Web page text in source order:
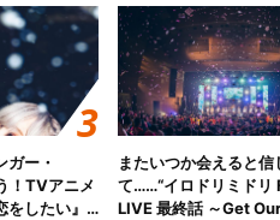
ガー・
！TVアニメ
をしたい』
またいつか会えると信
て……“イロドリミドリ
LIVE 最終話 ～Get Our